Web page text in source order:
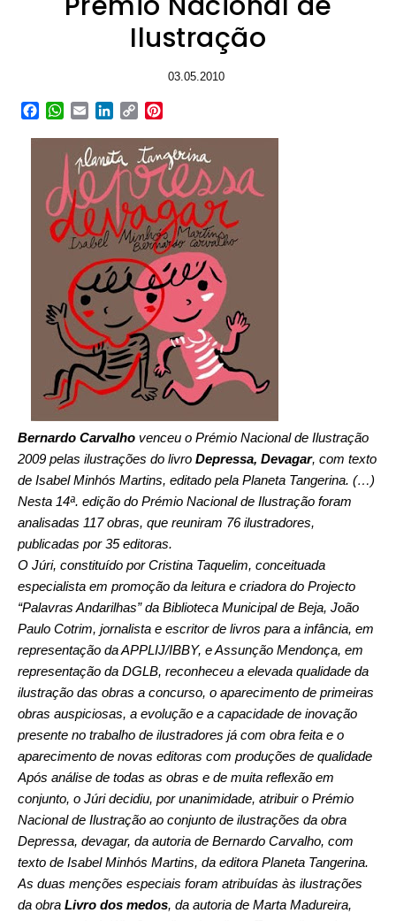
Ilustração
03.05.2010
Facebook
WhatsApp
EmailLinkedIn
Copy
Bernardo Carvalho venceu o Prémio Nacional de Ilustração
2009 pelas ilustrações do livro Depressa, Devagar, com texto
de Isabel Minhós Martins, editado pela Planeta Tangerina. (…)
Nesta 14ª. edição do Prémio Nacional de Ilustração foram
analisadas 117 obras, que reuniram 76 ilustradores,
publicadas por 35 editoras.
O Júri, constituído por Cristina Taquelim, conceituada
especialista em promoção da leitura e criadora do Projecto
“Palavras Andarilhas” da Biblioteca Municipal de Beja, João
Paulo Cotrim, jornalista e escritor de livros para a infância, em
representação da APPLIJ/IBBY, e Assunção Mendonça, em
representação da DGLB, reconheceu a elevada qualidade da
ilustração das obras a concurso, o aparecimento de primeiras
obras auspiciosas, a evolução e a capacidade de inovação
presente no trabalho de ilustradores já com obra feita e o
aparecimento de novas editoras com produções de qualidade
Após análise de todas as obras e de muita reflexão em
conjunto, o Júri decidiu, por unanimidade, atribuir o Prémio
Nacional de Ilustração ao conjunto de ilustrações da obra
Depressa, devagar, da autoria de Bernardo Carvalho, com
texto de Isabel Minhós Martins, da editora Planeta Tangerina.
As duas menções especiais foram atribuídas às ilustrações
da obra Livro dos medos, da autoria de Marta Madureira,